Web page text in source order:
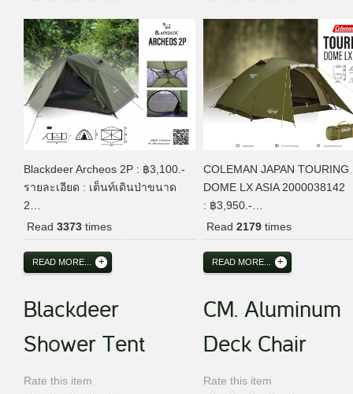
Blackdeer Archeos 2P : ฿3,100.-
รายละเอียด : เต็นท์เดินป่าขนาด
2…
Read 3373 times
READ MORE...
COLEMAN JAPAN TOURING
DOME LX ASIA 2000038142
: ฿3,950.-…
Read 2179times
READ MORE...
Blackdeer
Shower Tent
Rate this item
CM. Aluminum
Deck Chair
Rate this item